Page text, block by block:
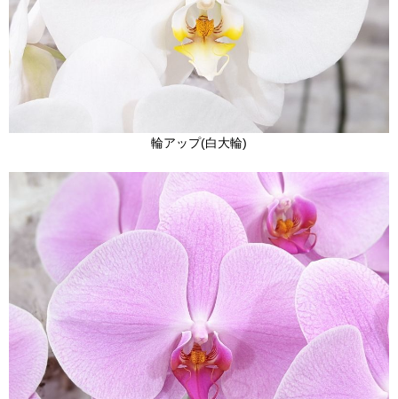
輪アップ(白大輪)